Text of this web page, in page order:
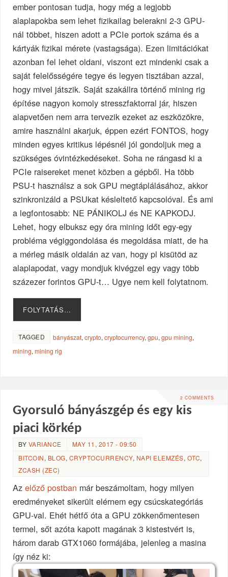
ember pontosan tudja, hogy még a legjobb
alaplapokba sem lehet fizikailag belerakni 2-3 GPU-
nál többet, hiszen adott a PCIe portok száma és a
kártyák fizikai mérete (vastagsága). Ezen limitációkat
azonban fel lehet oldani, viszont ezt mindenki csak a
saját felelősségére tegye és legyen tisztában azzal,
hogy mivel játszik. Saját szakállra történő mining rig
építése nagyon komoly stresszfaktorral jár, hiszen
alapvetően nem arra tervezik ezeket az eszközökre,
amire használni akarjuk, éppen ezért FONTOS, hogy
minden egyes kritikus lépésnél jól gondoljuk meg a
szükséges óvintézkedéseket. Soha ne rángasd ki a
PCIe raisereket menet közben a gépből. Ha több
PSU-t használsz a sok GPU megtáplálásához, akkor
szinkronizáld a PSUkat késleltető kapcsolóval. És ami
a legfontosabb: NE PÁNIKOLJ és NE KAPKODJ.
Lehet, hogy elbuksz egy óra mining időt egy-egy
probléma végiggondolása és megoldása miatt, de ha
a mérleg másik oldalán az van, hogy pl kisütöd az
alaplapodat, vagy mondjuk kivégzel egy vagy több
százezer forintos GPU-t… Ugye nem kell folytatnom.
FOLYTATÁS…
TAGGED bányászat,crypto,cryptocurrency,gpu,gpu mining,
mining,mining rig
2 COMMENTS
Gyorsuló bányászgép és egy kis
piaci körkép
BY VARIANCE
MAY 11, 2017 - 09:50
BITCOIN, BLOG, CRYPTOCURRENCY, NAPI ELEMZÉS, OTC,
ZCASH (ZEC)
Azelőző postban már beszámoltam, hogy milyen
eredményeket sikerült elérnem egy csúcskategóriás
GPU-val. Ehét hétfő óta a GPU zökkenőmentesen
termel, sőt azóta kapott magának 3 kistestvért is,
három darab GTX1060 formájába, jelenleg a masina
így néz ki: